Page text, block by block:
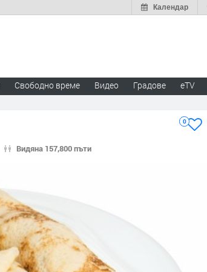
Календар
Свободно време Видео Градове eTV
0
Видяна 157,800 пъти